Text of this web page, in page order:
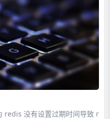
redis 没有设置过期时间导致 r